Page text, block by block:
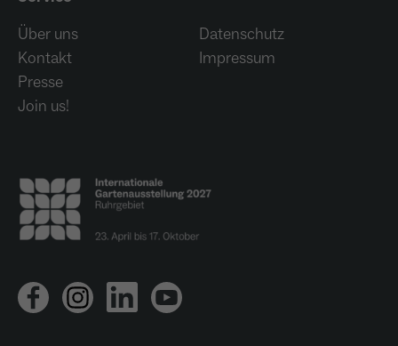
Über uns
Kontakt
Presse
Join us!
Datenschutz
Impressum